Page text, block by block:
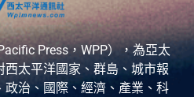
Press，WPP），為亞太
太平洋國家、群島、城市報
治、國際、經濟、產業、科